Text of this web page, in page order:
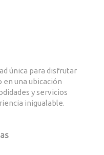
única para disfrutar
una ubicación
y servicios
inigualable.